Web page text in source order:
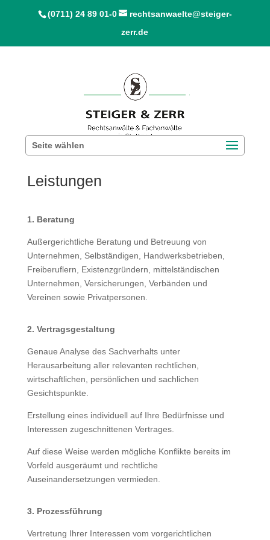
(0711) 24 89 01-0
rechtsanwaelte@steiger-
zerr.de
Seite wählen
Leistungen
1. Beratung
Außergerichtliche Beratung und Betreuung von
Unternehmen, Selbständigen, Handwerksbetrieben,
Freiberuflern, Existenzgründern, mittelständischen
Unternehmen, Versicherungen, Verbänden und
Vereinen sowie Privatpersonen.
2. Vertragsgestaltung
Genaue Analyse des Sachverhalts unter
Herausarbeitung aller relevanten rechtlichen,
wirtschaftlichen, persönlichen und sachlichen
Gesichtspunkte.
Erstellung eines individuell auf Ihre Bedürfnisse und
Interessen zugeschnittenen Vertrages.
Auf diese Weise werden mögliche Konflikte bereits im
Vorfeld ausgeräumt und rechtliche
Auseinandersetzungen vermieden.
3. Prozessführung
Vertretung Ihrer Interessen vom vorgerichtlichen